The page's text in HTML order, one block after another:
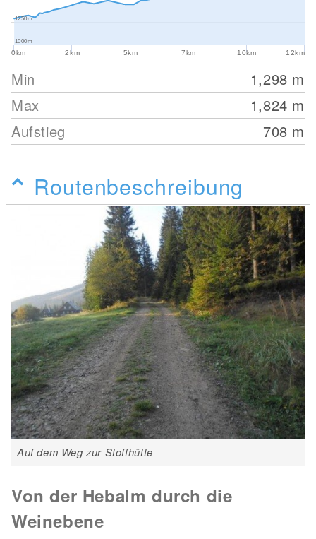
0km 2km 5km 7km 10km 12km
1000m
1250m
Min 1,298 m
Max
1,824 m
Aufstieg
708 m
Routenbeschreibung
Auf dem Weg zur Stoffhütte
Von der Hebalm durch die
Weinebene